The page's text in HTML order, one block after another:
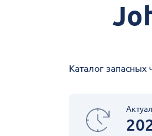
Каталог